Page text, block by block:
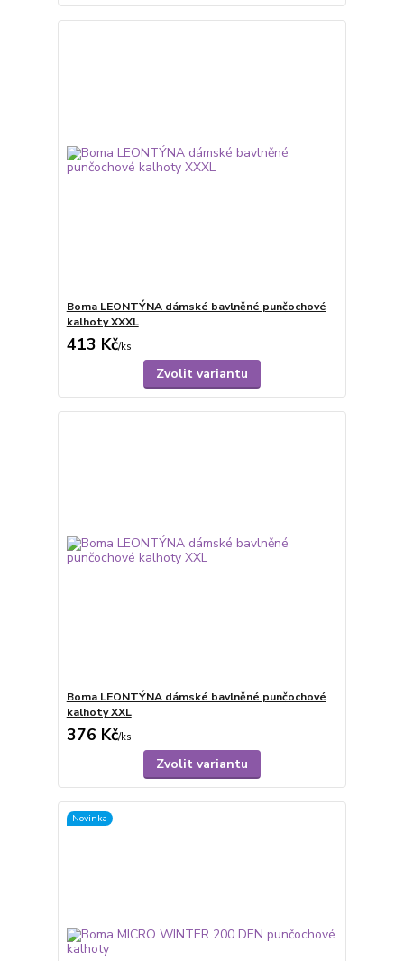
Boma LEONTÝNA dámské bavlněné punčochové
kalhoty XXXL
413 Kč/ks
Zvolit variantu
Boma LEONTÝNA dámské bavlněné punčochové
kalhoty XXL
376 Kč/ks
Zvolit variantu
Novinka